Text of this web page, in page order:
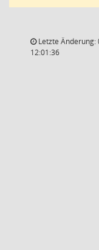
Letzte Änderung:
12:01:36